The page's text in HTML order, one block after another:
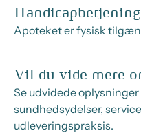
Handicapbetjening
Apoteket er fysisk
Vil du vide mere
Se udvidede
sundhedsydelser,
udleveringspraksis.